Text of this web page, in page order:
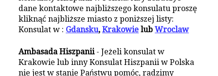
dane kontaktowe najbliższego konsulatu proszę
kliknąć najbliższe miasto z poniższej listy:
Konsulat w : Gdansku,Krakowie lubWroclaw
Ambasada Hiszpanii- Jeżeli konsulat w
Krakowie lub inny Konsulat Hiszpanii w Polska
nie jest w stanie Państwu pomóc, radzimy